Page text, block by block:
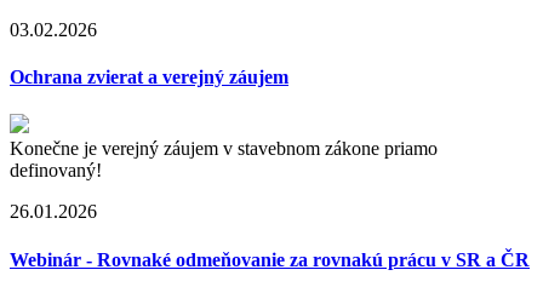
03.02.2026
Ochrana zvierat a verejný záujem
Konečne je verejný záujem v stavebnom zákone priamo
definovaný!
26.01.2026
Webinár - Rovnaké odmeňovanie za rovnakú prácu v SR a ČR